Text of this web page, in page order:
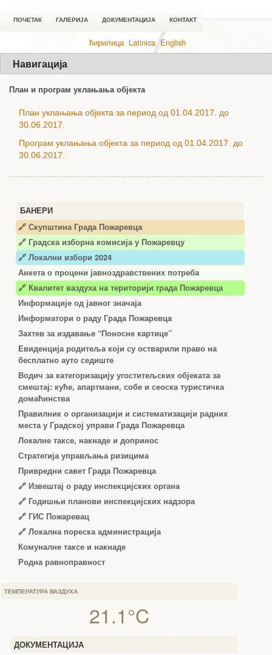
ПОЧЕТАК ГАЛЕРИЈА ДОКУМЕНТАЦИЈА КОНТАКТ
ћирилица Latinica English
Навигација
БАНЕРИ
🔗 Скупштина Града Пожаревца
🔗 Градска изборна комисија у Пожаревцу
🔗 Локални избори 2024
Анкета о процени јавноздравствених потреба
🔗 Квалитет ваздуха на територији града Пожаревца
Информације од јавног значаја
Информатори о раду Града Пожаревца
Захтев за издавање “Поносне картице”
Евиденција родитеља који су остварили право на
бесплатно ауто седиште
Водич за категоризацију угоститељских објеката за
смештај: куће, апартмани, собе и сеоска туристичка
домаћинства
Правилник о организацији и систематизацији радних
места у Градској управи Града Пожаревца
Локалне таксе, накнаде и допринос
Стратегија управљања ризицима
Привредни савет Града Пожаревца
🔗 Извештај о раду инспекцијских органа
🔗 Годишњи планови инспекцијских надзора
🔗 ГИС Пожаревац
🔗 Локална пореска администрација
Комуналне таксе и накнаде
Родна равноправност
План и програм уклањања објекта
План уклањања објекта за период од 01.04.2017. до
30.06.2017.
Програм уклањања објекта за период од 01.04.2017. до
30.06.2017.
ТЕМПЕРАТУРА ВАЗДУХА
21.1°C
ДОКУМЕНТАЦИЈА